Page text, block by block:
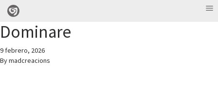
Dominare
9 febrero, 2026
Bymadcreacions